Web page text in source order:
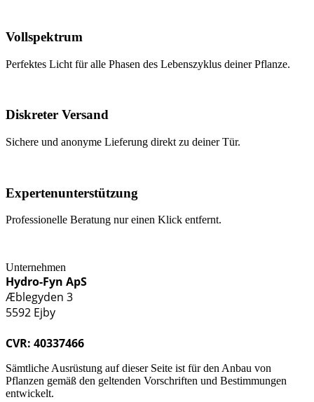
Vollspektrum
Perfektes Licht für alle Phasen des Lebenszyklus deiner Pflanze.
Diskreter Versand
Sichere und anonyme Lieferung direkt zu deiner Tür.
Expertenunterstützung
Professionelle Beratung nur einen Klick entfernt.
Unternehmen
Hydro-Fyn ApS
Æblegyden 3
5592 Ejby
CVR: 40337466
Sämtliche Ausrüstung auf dieser Seite ist für den Anbau von
Pflanzen gemäß den geltenden Vorschriften und Bestimmungen
entwickelt.